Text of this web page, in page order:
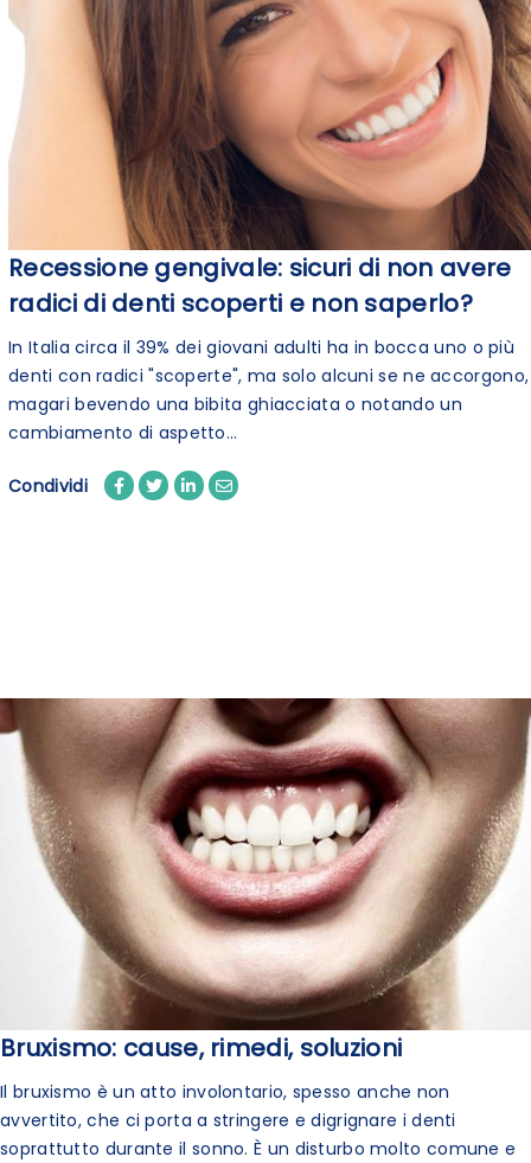
Recessione gengivale: sicuri di non avere
radici di denti scoperti e non saperlo?
In Italia circa il 39% dei giovani adulti ha in bocca uno o più
denti con radici "scoperte", ma solo alcuni se ne accorgono,
magari bevendo una bibita ghiacciata o notando un
cambiamento di aspetto...
Condividi
Bruxismo: cause, rimedi, soluzioni
Il bruxismo è un atto involontario, spesso anche non
avvertito, che ci porta a stringere e digrignare i denti
soprattutto durante il sonno. È un disturbo molto comune e